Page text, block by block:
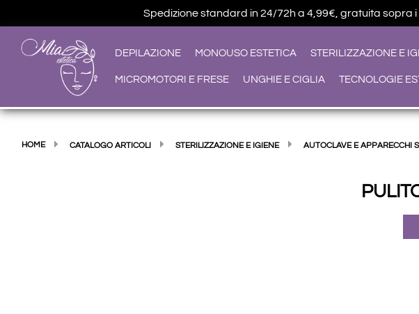
Spedizione standard in 24/72h a 4,99€, gratuita sopra
DEPILAZIONE MONOUSO ESTETICA STERILIZZAZIONE E
MICROMOTORI E FRESE UNGHIE E CIGLIA TECNOLOGIE
HOME CATALOGO ARTICOLI STERILIZZAZIONE E IGIENE AUTOCLAVE E APPARECCHI